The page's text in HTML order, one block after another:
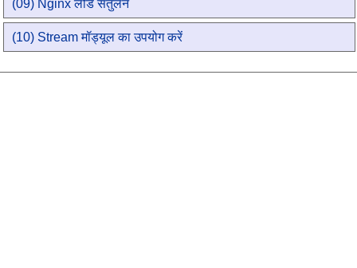
(09) Nginx लोड संतुलन
(10) Stream मॉड्यूल का उपयोग करें